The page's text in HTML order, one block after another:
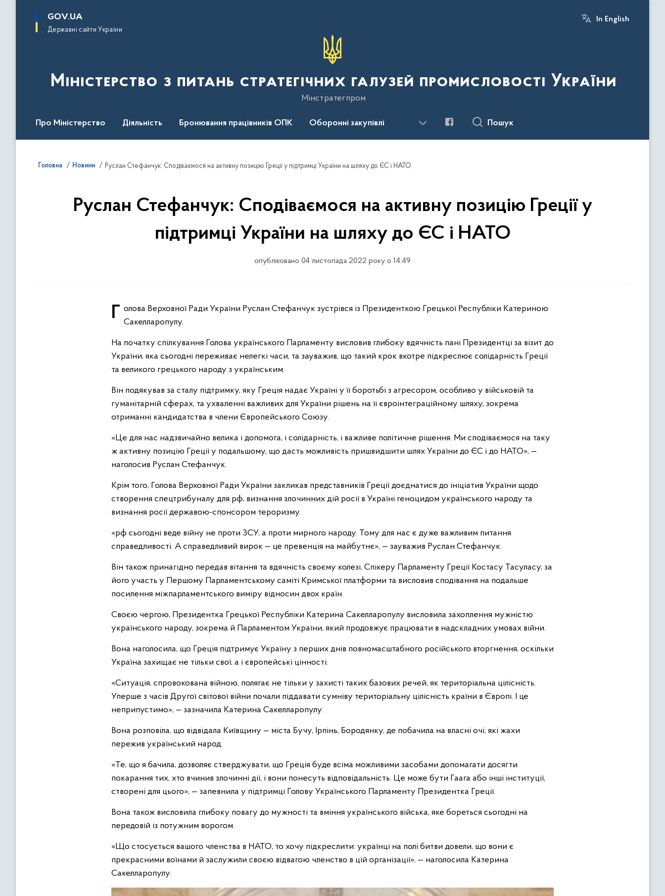
основного
GOV.UA
Державні сайти України
In English
Міністерство з питань стратегічних галузей промисловості України
Мінстратегпром
Про Міністерство Діяльність Бронювання працівників ОПК Оборонні закупівлі Пошук
Головна Новини Руслан Стефанчук: Сподіваємося на активну позицію Греції у підтримці України на шляху до ЄС і НАТО
Руслан Стефанчук: Сподіваємося на активну позицію Греції у
підтримці України на шляху до ЄС і НАТО
опубліковано 04 листопада 2022 року о 14:49
Голова Верховної Ради України Руслан Стефанчук зустрівся із Президенткою Грецької Республіки Катериною Сакелларопулу.
На початку спілкування Голова українського Парламенту висловив глибоку вдячність пані Президентці за візит до
України, яка сьогодні переживає нелегкі часи, та зауважив, що такий крок вкотре підкреслює солідарність Греції
та великого грецького народу з українським.
Він подякував за сталу підтримку, яку Греція надає Україні у її боротьбі з агресором, особливо у військовій та
гуманітарній сферах, та ухваленні важливих для України рішень на її євроінтеграційному шляху, зокрема
отриманні кандидатства в члени Європейського Союзу.
«Це для нас надзвичайно велика і допомога, і солідарність, і важливе політичне рішення. Ми сподіваємося на таку
ж активну позицію Греції у подальшому, що дасть можливість пришвидшити шлях України до ЄС і до НАТО», —
наголосив Руслан Стефанчук.
Крім того, Голова Верховної Ради України закликав представників Греції доєднатися до ініціатив України щодо
створення спецтрибуналу для рф, визнання злочинних дій росії в Україні геноцидом українського народу та
визнання росії державою-спонсором тероризму.
«рф сьогодні веде війну не проти ЗСУ, а проти мирного народу. Тому для нас є дуже важливим питання
справедливості. А справедливий вирок — це превенція на майбутнє», — зауважив Руслан Стефанчук.
Він також принагідно передав вітання та вдячність своєму колезі, Спікеру Парламенту Греції Костасу Тасуласу, за
його участь у Першому Парламентському саміті Кримської платформи та висловив сподівання на подальше
посилення міжпарламентського виміру відносин двох країн.
Своєю чергою, Президентка Грецької Республіки Катерина Сакелларопулу висловила захоплення мужністю
українського народу, зокрема й Парламентом України, який продовжує працювати в надскладних умовах війни.
Вона наголосила, що Греція підтримує Україну з перших днів повномасштабного російського вторгнення, оскільки
Україна захищає не тільки свої, а і європейські цінності.
«Ситуація, спровокована війною, полягає не тільки у захисті таких базових речей, як територіальна цілісність.
Уперше з часів Другої світової війни почали піддавати сумніву територіальну цілісність країни в Європі. І це
неприпустимо», — зазначила Катерина Сакелларопулу.
Вона розповіла, що відвідала Київщину — міста Бучу, Ірпінь, Бородянку, де побачила на власні очі, які жахи
пережив український народ.
«Те, що я бачила, дозволяє стверджувати, що Греція буде всіма можливими засобами допомагати досягти
покарання тих, хто вчинив злочинні дії, і вони понесуть відповідальність. Це може бути Гаага або інші інституції,
створені для цього», — запевнила у підтримці Голову Українського Парламенту Президентка Греції.
Вона також висловила глибоку повагу до мужності та вміння українського війська, яке бореться сьогодні на
передовій із потужним ворогом.
«Що стосується вашого членства в НАТО, то хочу підкреслити: українці на полі битви довели, що вони є
прекрасними воїнами й заслужили своєю відвагою членство в цій організації», — наголосила Катерина
Сакелларопулу.